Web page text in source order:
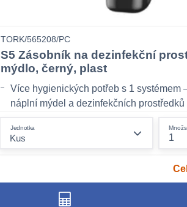
TORK/565208/PC
S5 Zásobník na dezinfekční
mýdlo, černý, plast
Více hygienických potřeb s 1 systémem
náplní mýdel a dezinfekčních
uživatelů
pro optimalizaci spotřeby, hygieny a
komfortu
Složení šetrná k pokožce – široká škála
Jednotka